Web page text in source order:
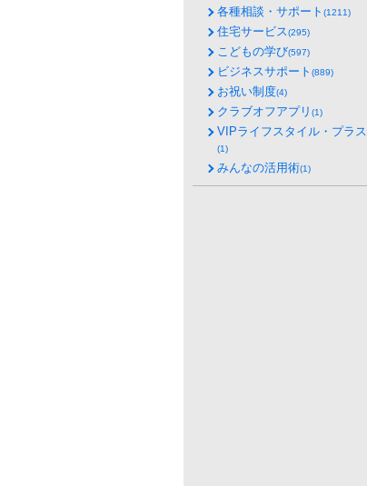
各種相談・サポート (1211)
住宅サービス(295)
こどもの学び(597)
ビジネスサポート (889)
お祝い制度(4)
クラブオフアプリ (1)
VIPライフスタイル・プラス
(1)
みんなの活用術(1)